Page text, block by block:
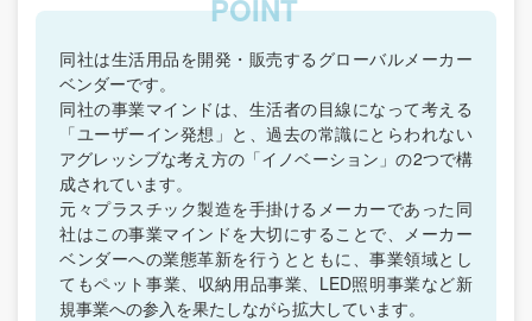
同社は生活用品を開発・販売するグローバルメーカー
ベンダーです。
同社の事業マインドは、生活者の目線になって考える
「ユーザーイン発想」と、過去の常識にとらわれない
アグレッシブな考え方の「イノベーション」の2つで構
成されています。
元々プラスチック製造を手掛けるメーカーであった同
社はこの事業マインドを大切にすることで、メーカー
ベンダーへの業態革新を行うとともに、事業領域とし
てもペット事業、収納用品事業、LED照明事業など新
規事業への参入を果たしながら拡大しています。